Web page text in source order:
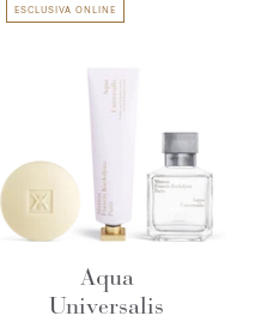
ESCLUSIVA ONLINE
Aqua
Universalis